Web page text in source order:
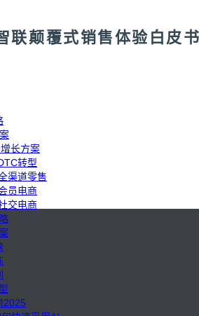
长方案
转型
渠道零售
员电商
交电商
2025
联颠覆式销售体验白皮书